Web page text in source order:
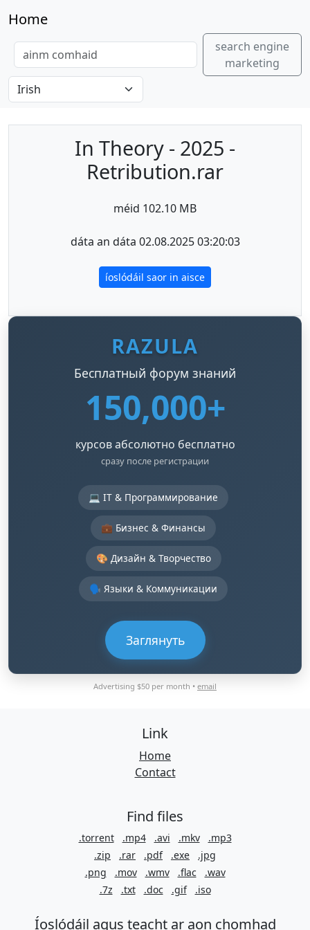
Home
search engine
marketing
In Theory - 2025 -
Retribution.rar
méid 102.10 MB
dáta an dáta 02.08.2025 03:20:03
íoslódáil saor in aisce
RAZULA
Бесплатный форум знаний
150,000+
курсов абсолютно бесплатно
сразу после регистрации
💻 IT & Программирование
💼 Бизнес & Финансы
🎨 Дизайн & Творчество
🗣️ Языки & Коммуникации
Заглянуть
Advertising $50 per month • email
Link
Home
Contact
Find files
.torrent .mp4 .avi .mkv
.mp3
.zip
.rar .pdf .exe
.jpg
.png
.mov .wmv .flac
.wav
.7z
.txt .doc .gif .iso
Íoslódáil agus teacht ar aon chomhad